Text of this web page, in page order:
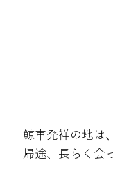
鯨車発祥の地は
帰途、長らく会